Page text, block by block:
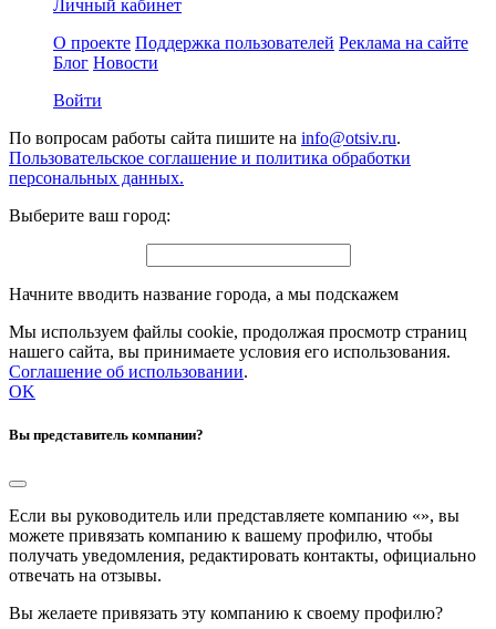
Личный кабинет
О проекте Поддержка пользователей Реклама на сайте
Блог Новости
Войти
По вопросам работы сайта пишите на info@otsiv.ru.
Пользовательское соглашение и политика обработки
персональных данных.
Выберите ваш город:
Начните вводить название города, а мы подскажем
Мы используем файлы cookie, продолжая просмотр страниц
нашего сайта, вы принимаете условия его использования.
Соглашение об использовании.
OK
Вы представитель компании?
Если вы руководитель или представляете компанию «», вы
можете привязать компанию к вашему профилю, чтобы
получать уведомления, редактировать контакты, официально
отвечать на отзывы.
Вы желаете привязать эту компанию к своему профилю?